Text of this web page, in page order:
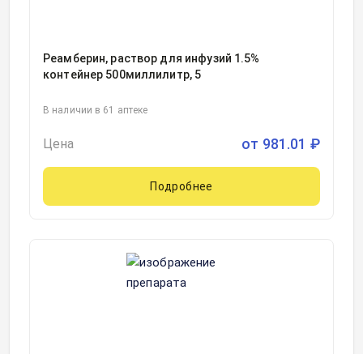
Реамберин, раствор для инфузий 1.5%
контейнер 500миллилитр, 5
В наличии в 61 аптеке
Цена от 981.01 ₽
Подробнее